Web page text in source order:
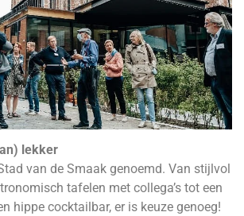
lekker
van de Smaak genoemd. Van stijlvol
tafelen met collega’s tot een
hippe cocktailbar, er is keuze genoeg!